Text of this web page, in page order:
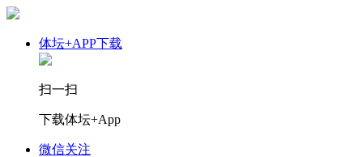
体坛+APP下载
扫一扫
下载体坛+App
微信关注